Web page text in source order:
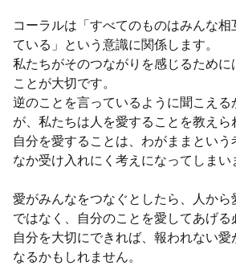
コーラルは「すべてのものはみんな相
ている」という意識に関係します。
私たちがそのつながりを感じるために
ことが大切です。
逆のことを言っているように聞こえる
が、私たちは人を愛することを教えら
自分を愛することは、わがままとい
なか受け入れにく考えになってしまい
愛がみんなをつなぐとしたら、人から
ではなく、自分のことを愛してあげる
自分を大切にできれば、報われない愛
なるかもしれません。